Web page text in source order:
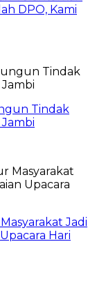
DPO, Kami
Tindak
Jadi
Hari